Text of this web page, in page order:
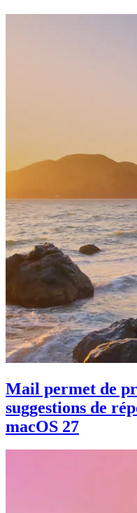
Mail permet de
suggestions de
macOS 27